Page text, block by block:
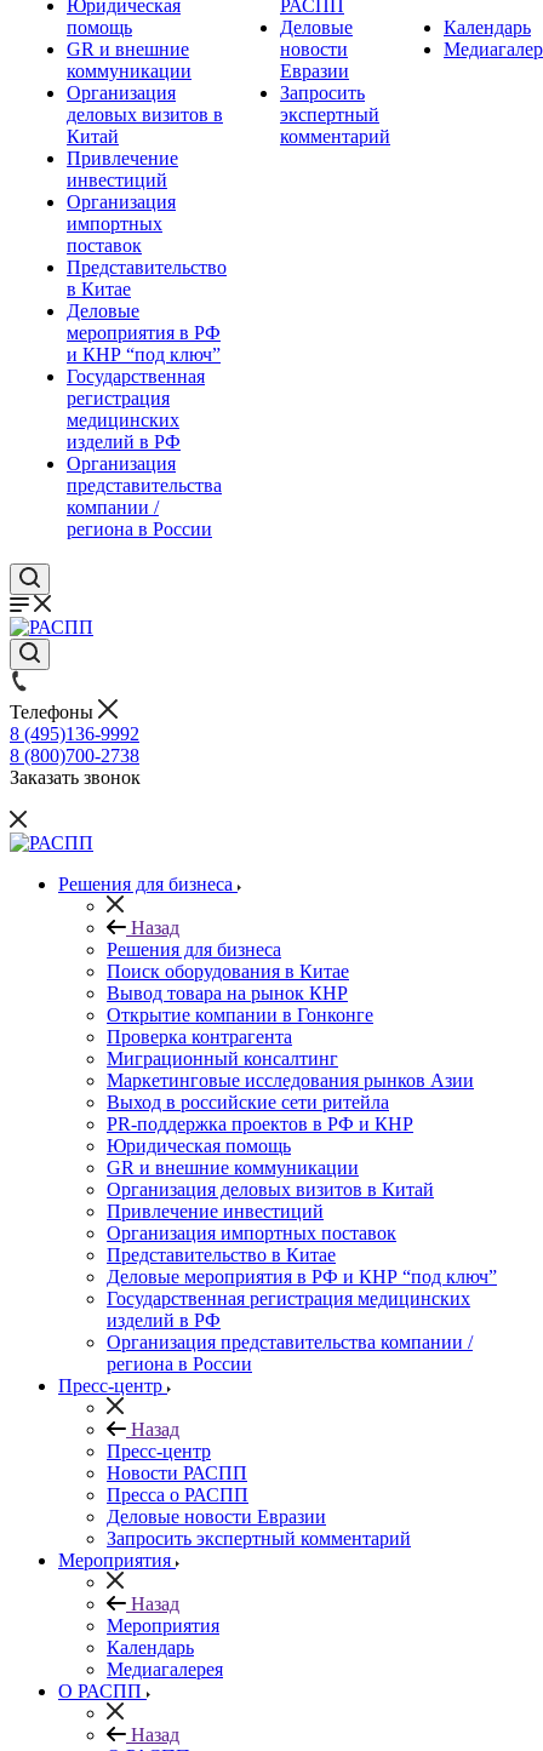
Юридическая
помощь
GR и внешние
коммуникации
Организация
деловых визитов в
Китай
Привлечение
инвестиций
Организация
импортных
поставок
Представительство
в Китае
Деловые
мероприятия в РФ
и КНР “под ключ”
Государственная
регистрация
медицинских
изделий в РФ
Организация
представительства
компании /
региона в России
РАСПП
Деловые
новости
Евразии
Запросить
экспертный
комментарий
Календарь
Телефоны
8 (495)136-9992
8 (800)700-2738
Заказать звонок
Решения для бизнеса
Назад
Решения для бизнеса
Поиск оборудования в Китае
Вывод товара на рынок КНР
Открытие компании в Гонконге
Проверка контрагента
Миграционный консалтинг
Маркетинговые исследования рынков Азии
Выход в российские сети ритейла
PR-поддержка проектов в РФ и КНР
Юридическая помощь
GR и внешние коммуникации
Организация деловых визитов в Китай
Привлечение инвестиций
Организация импортных поставок
Представительство в Китае
Деловые мероприятия в РФ и КНР “под ключ”
Государственная регистрация медицинских
изделий в РФ
Организация представительства компании /
региона в России
Пресс-центр
Назад
Пресс-центр
Новости РАСПП
Пресса о РАСПП
Деловые новости Евразии
Запросить экспертный комментарий
Мероприятия
Назад
Мероприятия
Календарь
Медиагалерея
О РАСПП
Назад